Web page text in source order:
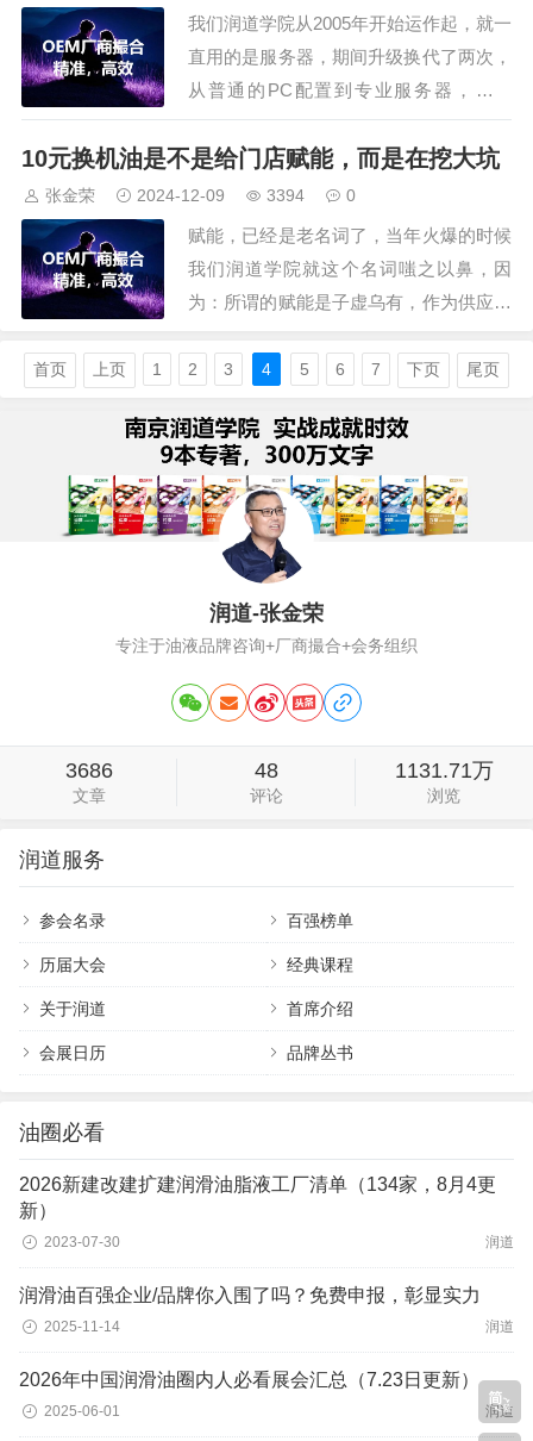
户会主动上门…听着很美好，可真正落地
大都是一地鸡毛。先说为经销商层面，润
滑油企业能…
我们润道学院从2005年开始运作起，就一
直用的是服务器，期间升级换代了两次，
从普通的PC配置到专业服务器，但在
2023年，随着经营策略的调整，我们更换
为云服务器，配置可以顺滑升级，在带宽
内核基本一致的情况下，随时可以扩容，
包括内核、内存、空间，不影响数据，更
重要的是价格实惠，以前每年托管费用是
650…
10元换机油是不是给门店赋能，而是在挖大坑
张金荣 2024-12-09 3394 0
赋能，已经是老名词了，当年火爆的时候
我们润道学院就这个名词嗤之以鼻，因
为：所谓的赋能是子虚乌有，作为供应商
除了能生产机油外，真的能帮助到客户的
行业也一样，赋能，这个怪胎仅仅存活了
几年就几乎消失了，当然，并没有彻底远
离，只是用了新…
首页 上页 1 2 3 4 5 6 7 下页 尾页
润道-张金荣
专注于油液品牌咨询+厂商撮合+会务组织
3686
文章
48
评论
1131.71万
浏览
润道服务
参会名录 百强榜单
历届大会 经典课程
关于润道 首席介绍
会展日历 品牌丛书
油圈必看
2026新建改建扩建润滑油脂液工厂清单（134家，8月4更
新）
2023-07-30 润道
润滑油百强企业/品牌你入围了吗？免费申报，彰显实力
2025-11-14 润道
2026年中国润滑油圈内人必看展会汇总（7.23日更新）
2025-06-01 润道